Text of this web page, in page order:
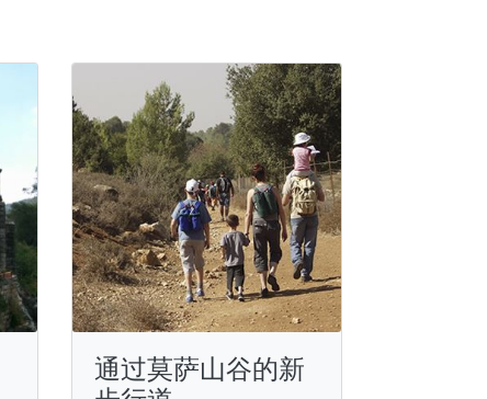
通过莫萨山谷的新